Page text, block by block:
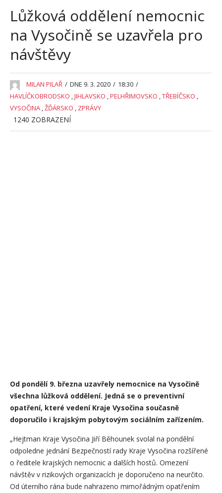
Lůžková oddělení nemocnic
na Vysočině se uzavřela pro
návštěvy
MILAN PILAŘ / DNE 9. 3. 2020 / 18:30 /
HAVLÍČKOBRODSKO ,JIHLAVSKO ,PELHŘIMOVSKO ,TŘEBÍČSKO ,
VYSOČINA ,ŽĎÁRSKO , ZPRÁVY
1240 ZOBRAZENÍ
Od pondělí 9. března uzavřely nemocnice na Vysočině
všechna lůžková oddělení. Jedná se o preventivní
opatření, které vedení Kraje Vysočina současně
doporučilo i krajským pobytovým sociálním zařízením.
„Hejtman Kraje Vysočina Jiří Běhounek svolal na pondělní
odpoledne jednání Bezpečností rady Kraje Vysočina rozšířené
o ředitele krajských nemocnic a dalších hostů. Omezení
návštěv v rizikových organizacích je doporučeno na neurčito.
Od úterního rána bude nahrazeno mimořádným opatřením